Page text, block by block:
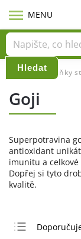
Hledat
Domů / Doplňky
Goji
Superpotravina
antioxidant
imunitu a
Dopřej si tyto
kvalitě.